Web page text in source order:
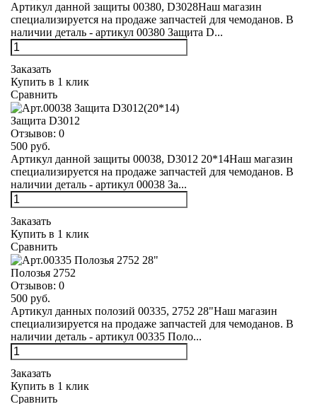
Артикул данной защиты 00380, D3028Наш магазин
специализируется на продаже запчастей для чемоданов. В
наличии деталь - артикул 00380 Защита D...
Заказать
Купить в 1 клик
Сравнить
Защита D3012
Отзывов: 0
500 руб.
Артикул данной защиты 00038, D3012 20*14Наш магазин
специализируется на продаже запчастей для чемоданов. В
наличии деталь - артикул 00038 За...
Заказать
Купить в 1 клик
Сравнить
Полозья 2752
Отзывов: 0
500 руб.
Артикул данных полозий 00335, 2752 28"Наш магазин
специализируется на продаже запчастей для чемоданов. В
наличии деталь - артикул 00335 Поло...
Заказать
Купить в 1 клик
Сравнить